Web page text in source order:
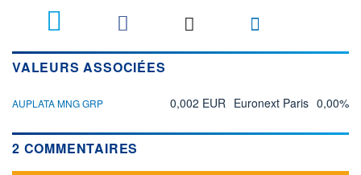
VALEURS ASSOCIÉES
AUPLATA MNG GRP 0,002 EUR Euronext Paris 0,00%
2 COMMENTAIRES